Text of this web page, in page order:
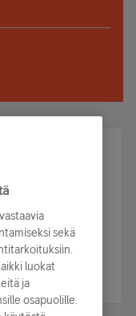
arvonnassa.
sekä
luokat
ja
osapuolille.